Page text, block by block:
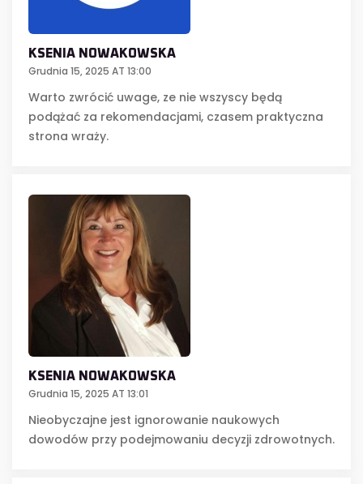
KSENIA NOWAKOWSKA
Grudnia 15, 2025 AT 13:00
Warto zwrócić uwage, ze nie wszyscy będą
podążać za rekomendacjami, czasem praktyczna
strona wraży.
KSENIA NOWAKOWSKA
Grudnia 15, 2025 AT 13:01
Nieobyczajne jest ignorowanie naukowych
dowodów przy podejmowaniu decyzji zdrowotnych.